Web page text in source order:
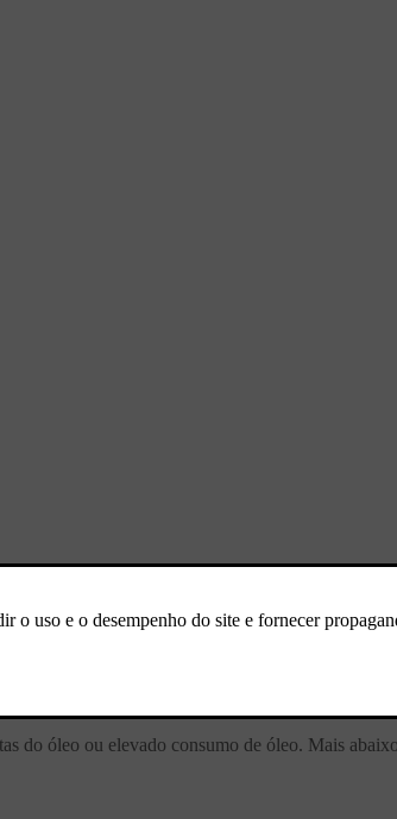
do óleo ou elevado consumo de óleo. Mais